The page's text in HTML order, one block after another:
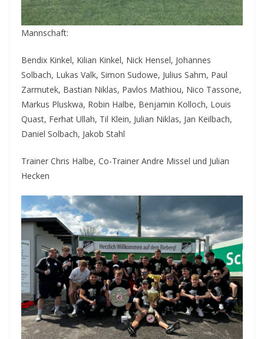
Mannschaft:
Bendix Kinkel, Kilian Kinkel, Nick Hensel, Johannes
Solbach, Lukas Valk, Simon Sudowe, Julius Sahm, Paul
Zarmutek, Bastian Niklas, Pavlos Mathiou, Nico Tassone,
Markus Pluskwa, Robin Halbe, Benjamin Kolloch, Louis
Quast, Ferhat Ullah, Til Klein, Julian Niklas, Jan Keilbach,
Daniel Solbach, Jakob Stahl
Trainer Chris Halbe, Co-Trainer Andre Missel und Julian
Hecken